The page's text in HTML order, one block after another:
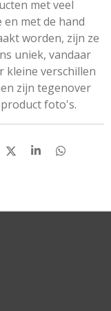
met veel
en met de hand
worden, zijn ze
uniek, vandaar
kleine verschillen
zijn tegenover
foto's.
D
S
D